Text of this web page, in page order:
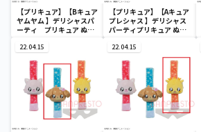
【プリキュア】【Bキュア
ヤムヤム 】デリシャスパ
ーティ プリキュア ぬい
【プリキュア】【Aキュア
プレシャス 】デリシャス
パーティプリキュア ぬい
22.04.15 22.04.15